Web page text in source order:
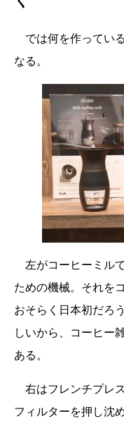
では何を作ってい
なる。
左がコーヒーミル
ための機械。それを
おそらく日本初だろ
しいから、コーヒー
ある。
右はフレンチプレ
フィルターを押し沈